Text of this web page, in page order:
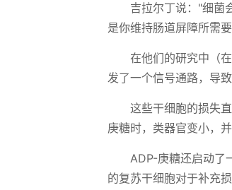
吉拉尔丁说："细菌
是你维持肠道屏障所需
在他们的研究中（
发了一个信号通路，导
这些干细胞的损失
庚糖时，类器官变小，
ADP-庚糖还启动
的复苏干细胞对于补充